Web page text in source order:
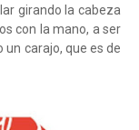
girando la cabeza
con la mano, a ser
un carajo, que es de